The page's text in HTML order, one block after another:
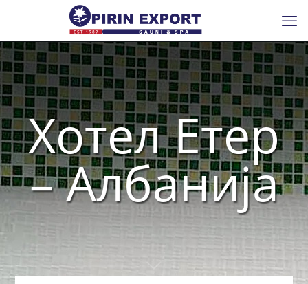
Хотел Етер
– Албанија